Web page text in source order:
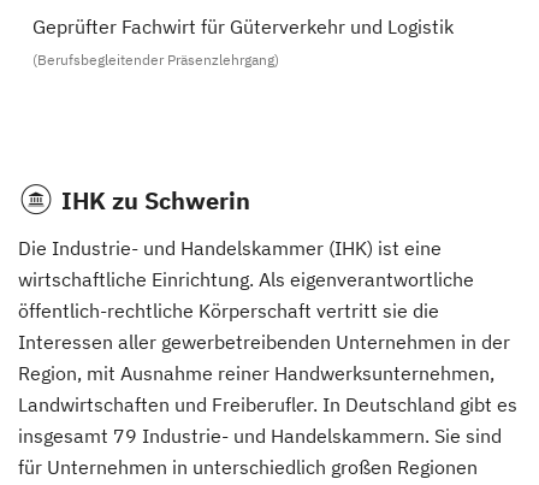
Geprüfter Fachwirt für Güterverkehr und Logistik
(Berufsbegleitender Präsenzlehrgang)
IHK zu Schwerin
Die Industrie- und Handelskammer (IHK) ist eine
wirtschaftliche Einrichtung. Als eigenverantwortliche
öffentlich-rechtliche Körperschaft vertritt sie die
Interessen aller gewerbetreibenden Unternehmen in der
Region, mit Ausnahme reiner Handwerksunternehmen,
Landwirtschaften und Freiberufler. In Deutschland gibt es
insgesamt 79 Industrie- und Handelskammern. Sie sind
für Unternehmen in unterschiedlich großen Regionen